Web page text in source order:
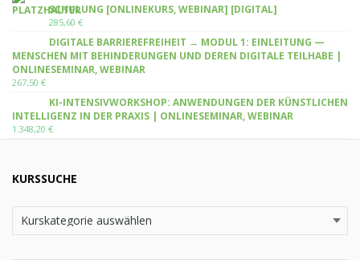
SCHULUNG [ONLINEKURS, WEBINAR] [DIGITAL]
285,60 €
DIGITALE BARRIEREFREIHEIT → MODUL 1: EINLEITUNG —
MENSCHEN MIT BEHINDERUNGEN UND DEREN DIGITALE TEILHABE |
ONLINESEMINAR, WEBINAR
267,50 €
KI-INTENSIVWORKSHOP: ANWENDUNGEN DER KÜNSTLICHEN
INTELLIGENZ IN DER PRAXIS | ONLINESEMINAR, WEBINAR
1.348,20 €
KURSSUCHE